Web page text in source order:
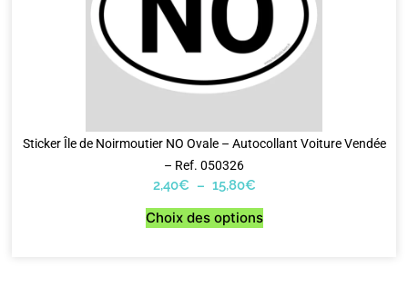
Sticker Île de Noirmoutier NO Ovale – Autocollant Voiture Vendée
– Ref. 050326
2,40€ – 15,80€
Choix des options